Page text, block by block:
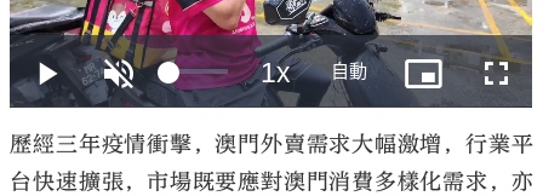
大公文匯
歷經三年疫情衝擊，澳門外賣需求大幅激增，行業平
台快速擴張，市場既要應對澳門消費多樣化需求，亦